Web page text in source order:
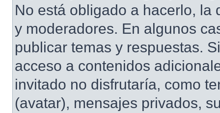
No está obligado a hacerlo, la
y moderadores. En algunos
publicar temas y respuestas.
acceso a contenidos
invitado no disfrutaría, como
(avatar), mensajes privados,